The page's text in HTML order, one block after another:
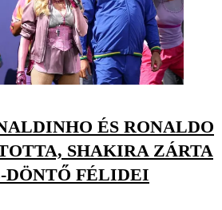
ÉS RONALDO
SHAKIRA ZÁRTA
DÖNTŐ FÉLIDEI